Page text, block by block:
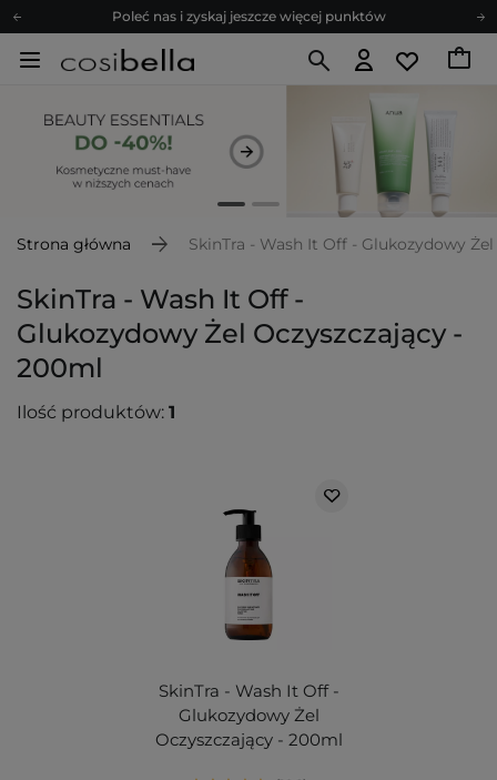
Poleć nas i zyskaj jeszcze więcej punktów
Zapisz się na newsletter pełen porad
Z nami to możliwe! Realizacja zamówienia do 24h.
Poleć nas i zyskaj jeszcze więcej punktów
Zapisz się na newsletter pełen porad
Strona główna SkinTra - Wash It Off - Glukozydowy
SkinTra - Wash It Off -
Glukozydowy Żel Oczyszczający -
200ml
Ilość produktów: 1
SkinTra - Wash It Off -
Glukozydowy Żel
Oczyszczający - 200ml